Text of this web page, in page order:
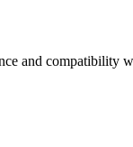
and compatibility